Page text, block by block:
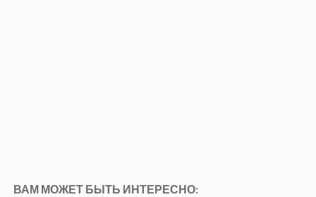
ВАМ МОЖЕТ БЫТЬ ИНТЕРЕСНО: